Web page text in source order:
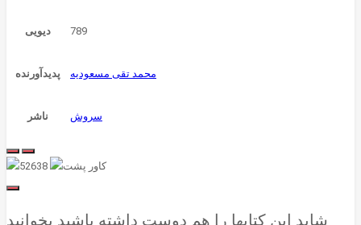
دیویی 789
پدیدآورنده محمد تقی مسعودیه
ناشر سروش
شاید این کتابها را هم دوست داشته باشید بخوانید